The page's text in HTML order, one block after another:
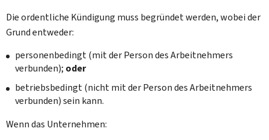
Die ordentliche Kündigung muss begründet werden, wobei der
Grund entweder:
personenbedingt (mit der Person des Arbeitnehmers
verbunden); oder
betriebsbedingt (nicht mit der Person des Arbeitnehmers
verbunden) sein kann.
Wenn das Unternehmen: